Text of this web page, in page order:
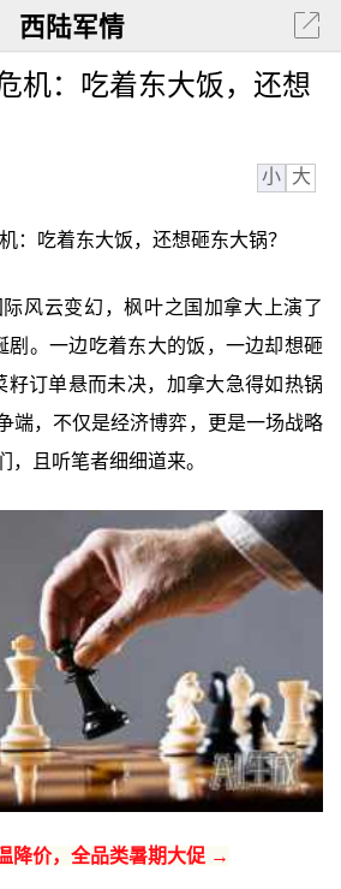
西陆军情
机：吃着东大饭，还想
小 大
：吃着东大饭，还想砸东大锅？
风云变幻，枫叶之国加拿大上演了
剧。一边吃着东大的饭，一边却想砸
籽订单悬而未决，加拿大急得如热锅
端，不仅是经济博弈，更是一场战略
，且听笔者细细道来。
降价，全品类暑期大促 →